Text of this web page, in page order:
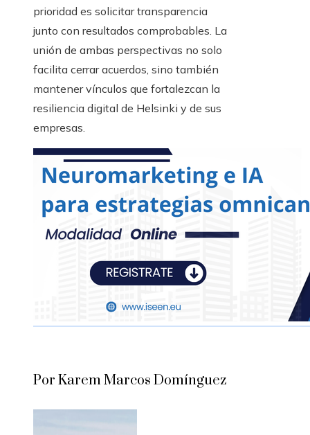
prioridad es solicitar transparencia
junto con resultados comprobables. La
unión de ambas perspectivas no solo
facilita cerrar acuerdos, sino también
mantener vínculos que fortalezcan la
resiliencia digital de Helsinki y de sus
empresas.
Por Karem Marcos Domínguez